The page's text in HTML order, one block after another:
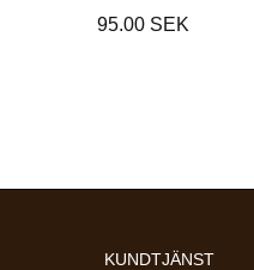
95.00 SEK
KUNDTJÄNST